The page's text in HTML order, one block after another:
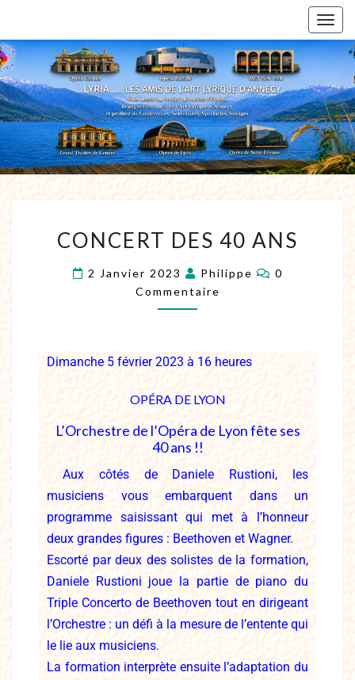
CONCERT DES 40 ANS
2 Janvier 2023 Philippe
0
Commentaire
Dimanche 5 février 2023 à 16 heures
OPÉRA DE LYON
L’Orchestre de l’Opéra de Lyon fête ses
40 ans !!
Aux côtés de
Daniele Rustioni, les
musiciens vous embarquent dans un
programme saisissant qui met à l’honneur
deux grandes figures : Beethoven et Wagner.
Escorté par deux des solistes de la formation,
Daniele Rustioni joue la partie de piano du
Triple Concerto de Beethoven tout en dirigeant
l’Orchestre : un défi à la mesure de l’entente qui
le lie aux musiciens.
La formation interprète ensuite l’adaptation du